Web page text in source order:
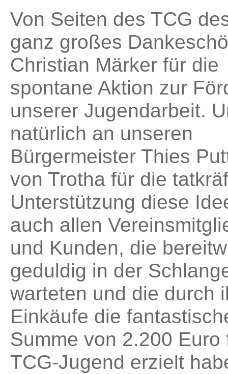
Von Seiten des TCG
ganz großes
Christian Märker für die
spontane Aktion zur
unserer Jugendarbeit.
natürlich an unseren
Bürgermeister Thies
von Trotha für die
Unterstützung diese
auch allen
und Kunden, die
geduldig in der
warteten und die durch
Einkäufe die
Summe von 2.200 Euro
TCG-Jugend erzielt